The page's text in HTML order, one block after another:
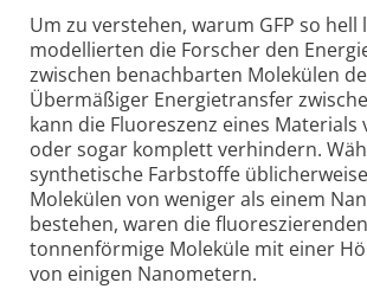
Um zu verstehen, warum GFP so hell
modellierten die Forscher den
zwischen benachbarten Molekülen
Übermäßiger Energietransfer
kann die Fluoreszenz eines Materials
oder sogar komplett verhindern.
synthetische Farbstoffe
Molekülen von weniger als einem
bestehen, waren die
tonnenförmige Moleküle mit einer
von einigen Nanometern.